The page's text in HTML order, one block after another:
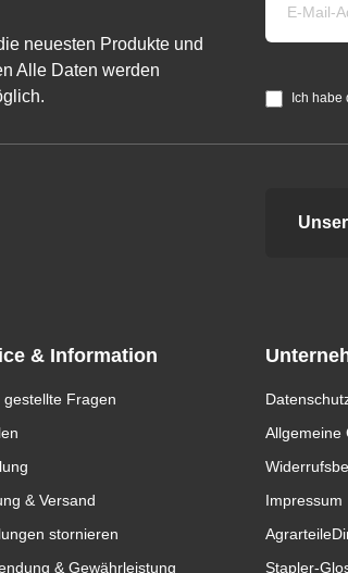
neuesten Produkte und
Alle Daten werden
Ich habe
& Information
gestellte Fragen
& Versand
stornieren
& Gewährleistung
Allgemeine
Impressum
Stapler-